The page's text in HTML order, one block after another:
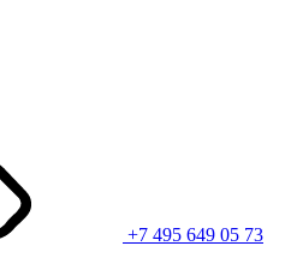
+7 495 649 05 73